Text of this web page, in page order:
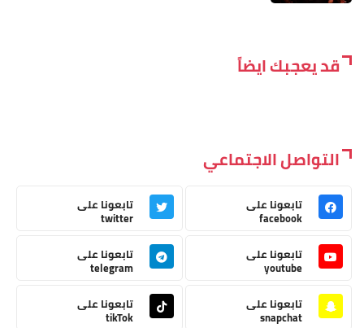
قد يعجبك ايضاً
التواصل الاجتماعي
تابعونا على
facebook
تابعونا على
twitter
تابعونا على
youtube
تابعونا على
telegram
تابعونا على
snapchat
تابعونا على
tikTok